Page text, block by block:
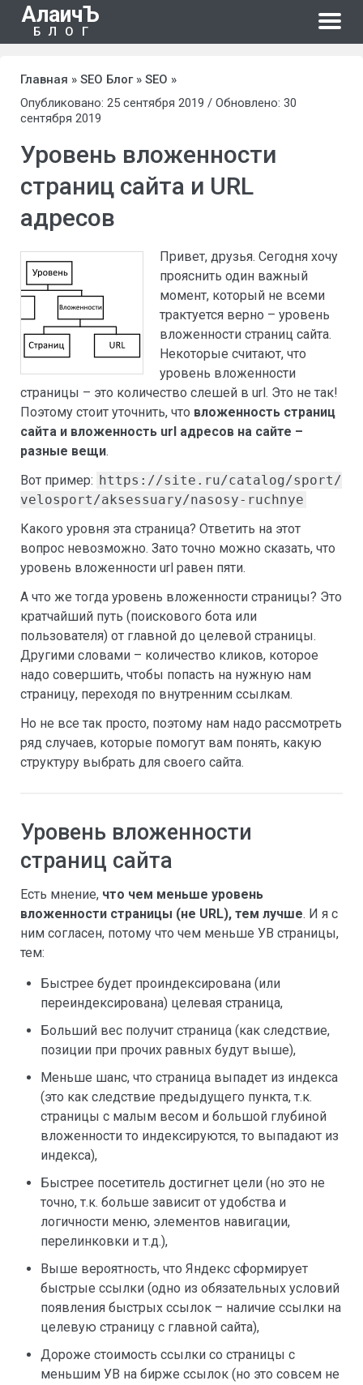
АлаичЪ
БЛОГ
Главная » SEO Блог» SEO »
Опубликовано: 25 сентября 2019 / Обновлено: 30
сентября 2019
Уровень вложенности
страниц сайта и URL
адресов
Привет, друзья. Сегодня хочу
прояснить один важный
момент, который не всеми
трактуется верно – уровень
вложенности страниц сайта.
Некоторые считают, что
уровень вложенности
страницы – это количество слешей в url. Это не так!
Поэтому стоит уточнить, что вложенность страниц
сайта и вложенность url адресов на сайте –
разные вещи.
Вот пример: https://site.ru/catalog/sport/
velosport/aksessuary/nasosy-ruchnye
Какого уровня эта страница? Ответить на этот
вопрос невозможно. Зато точно можно сказать, что
уровень вложенности url равен пяти.
А что же тогда уровень вложенности страницы? Это
кратчайший путь (поискового бота или
пользователя) от главной до целевой страницы.
Другими словами – количество кликов, которое
надо совершить, чтобы попасть на нужную нам
страницу, переходя по внутренним ссылкам.
Но не все так просто, поэтому нам надо рассмотреть
ряд случаев, которые помогут вам понять, какую
структуру выбрать для своего сайта.
Уровень вложенности
страниц сайта
Есть мнение, что чем меньше уровень
вложенности страницы (не URL), тем лучше. И я с
ним согласен, потому что чем меньше УВ страницы,
тем:
Быстрее будет проиндексирована (или
переиндексирована) целевая страница,
Больший вес получит страница (как следствие,
позиции при прочих равных будут выше),
Меньше шанс, что страница выпадет из индекса
(это как следствие предыдущего пункта, т.к.
страницы с малым весом и большой глубиной
вложенности то индексируются, то выпадают из
индекса),
Быстрее посетитель достигнет цели (но это не
точно, т.к. больше зависит от удобства и
логичности меню, элементов навигации,
перелинковки и т.д.),
Выше вероятность, что Яндекс сформирует
быстрые ссылки (одно из обязательных условий
появления быстрых ссылок – наличие ссылки на
целевую страницу c главной сайта),
Дороже стоимость ссылки со страницы с
меньшим УВ на бирже ссылок (но это совсем не